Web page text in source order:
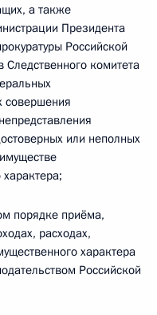
а также
Президента
Российской
комитета
совершения
или неполных
порядке приёма,
расходах,
характера
Российской